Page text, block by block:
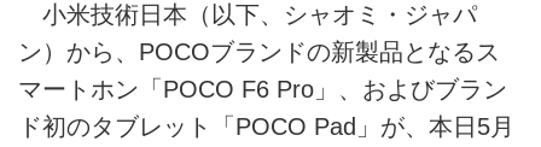
小米技術日本（以下、シャオミ・ジャパ
ン）から、POCOブランドの新製品となるス
マートホン「POCO F6 Pro」、およびブラン
ド初のタブレット「POCO Pad」が、本日5月